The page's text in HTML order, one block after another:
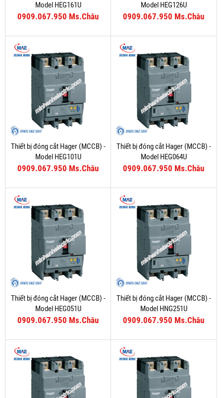
Model HEG161U
0909.067.950 Ms.Châu
Model HEG126U
0909.067.950 Ms.Châu
Thiết bị đóng cắt Hager (MCCB) -
Model HEG101U
0909.067.950 Ms.Châu
Thiết bị đóng cắt Hager (MCCB) -
Model HEG064U
0909.067.950 Ms.Châu
Thiết bị đóng cắt Hager (MCCB) -
Model HEG051U
0909.067.950 Ms.Châu
Thiết bị đóng cắt Hager (MCCB) -
Model HNG251U
0909.067.950 Ms.Châu